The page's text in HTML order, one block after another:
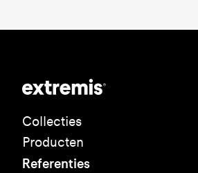
Collecties
Producten
Referenties